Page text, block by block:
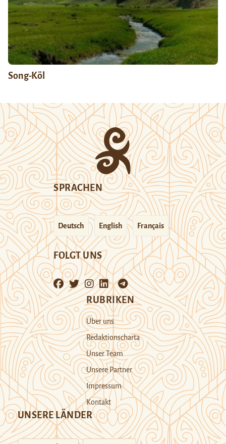
Song-Köl
SPRACHEN
Deutsch English Français
FOLGT UNS
RUBRIKEN
Über uns
Redaktionscharta
Unser Team
Unsere Partner
Impressum
Kontakt
UNSERE LÄNDER